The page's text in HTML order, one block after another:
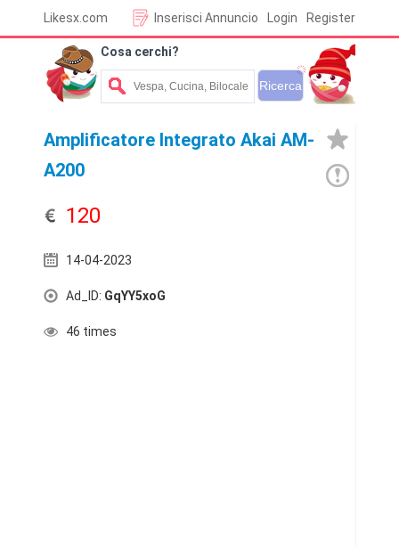
Likesx.com Login Register
Inserisci Annuncio
Cosa cerchi?
Amplificatore Integrato Akai AM-
A200
120
14-04-2023
Ad_ID: GqYY5xoG
46 times